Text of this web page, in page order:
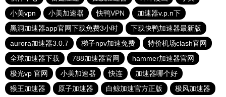
小美vpn
小美加速器 快鸭VPN
加速器v.p.n下
黑洞加速器app官网下载免费3小时
下载快鸭加速器最新版
aurora加速器3.0.7
梯子npv加速免费
特价机场clash官网
全球加速器下载
788加速器官网
hammer加速器官网
极光vp 官网
小美加速器 快连
加速器哪个好
猴王加速器
原子加速器 白鲸加速官方正版
极风加速器